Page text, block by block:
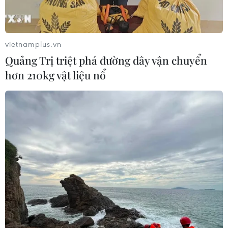
không thể bỏ lỡ khi đến Quy Nhơn
Đông
Hàn Quốc đầu tư xây “Thung lũng
K-Vietnam” gắn với hậu duệ dòng họ
07/08/2026 06:30
APEC 2027 mở ra vận hội
mới cho Phú Quốc
07/08/2026 04:43
Nhịp điệu Samulnori vang
vietnamplus.vn
Quảng Trị triệt phá đường dây vận chuyển
hơn 210kg vật liệu nổ